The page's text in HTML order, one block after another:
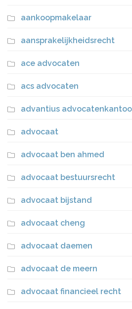
aankoopmakelaar
aansprakelijkheidsrecht
ace advocaten
acs advocaten
advantius
advocaat
advocaat ben ahmed
advocaat bestuursrecht
advocaat bijstand
advocaat cheng
advocaat daemen
advocaat de meern
advocaat financieel recht